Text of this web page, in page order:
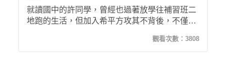
就讀國中的許同學，曾經也過著放學往補習班二
地跑的生活，但加入希平方攻其不背後，不僅改
太好到愛上了英文，甚至是英文聽力進步到不用
靠字幕就能看英文影集了！
觀看次數： 3808